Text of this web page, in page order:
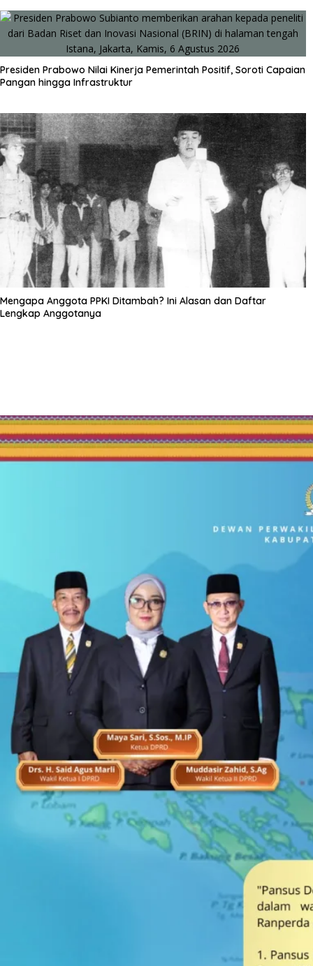
Presiden Prabowo Nilai Kinerja Pemerintah Positif, Soroti Capaian
Pangan hingga Infrastruktur
Mengapa Anggota PPKI Ditambah? Ini Alasan dan Daftar
Lengkap Anggotanya